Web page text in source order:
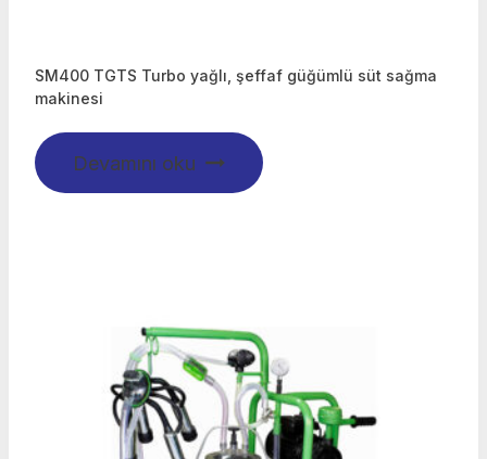
SM400 TGTS Turbo yağlı, şeffaf güğümlü süt sağma
makinesi
Devamını oku